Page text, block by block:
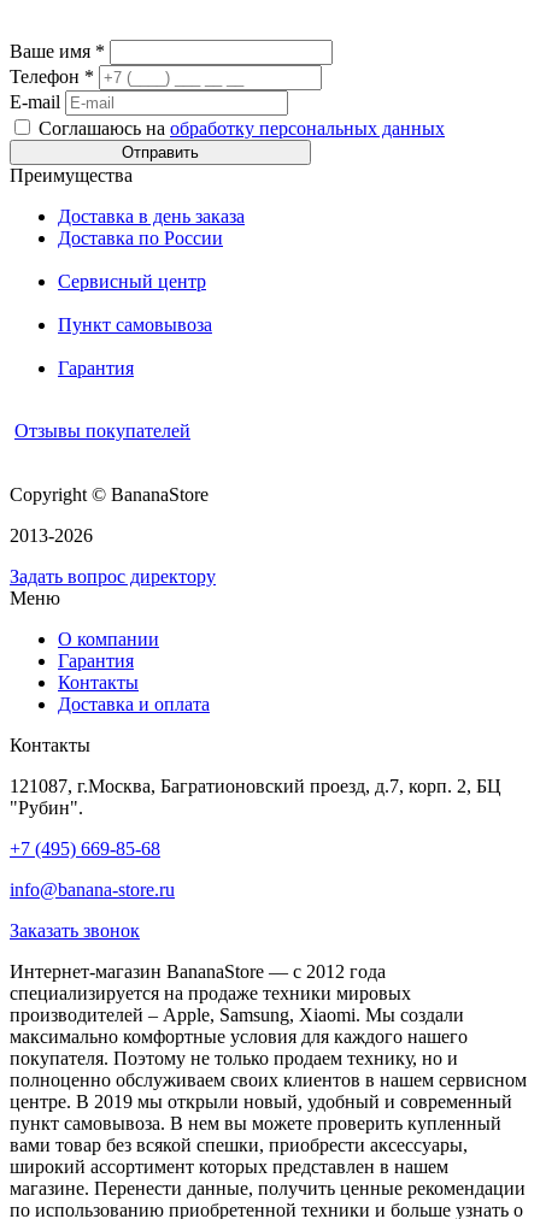
Ваше имя *
Телефон *
E-mail
Соглашаюсь на обработку персональных данных
Преимущества
Доставка в день заказа
Доставка по России
Сервисный центр
Пункт самовывоза
Гарантия
Отзывы покупателей
Copyright © BananaStore
2013-2026
Задать вопрос директору
Меню
О компании
Гарантия
Контакты
Доставка и оплата
Контакты
121087, г.Москва, Багратионовский проезд, д.7, корп. 2, БЦ
"Рубин".
+7 (495) 669-85-68
info@banana-store.ru
Заказать звонок
Интернет-магазин BananaStore — с 2012 года
специализируется на продаже техники мировых
производителей – Apple, Samsung, Xiaomi. Мы создали
максимально комфортные условия для каждого нашего
покупателя. Поэтому не только продаем технику, но и
полноценно обслуживаем своих клиентов в нашем сервисном
центре. В 2019 мы открыли новый, удобный и современный
пункт самовывоза. В нем вы можете проверить купленный
вами товар без всякой спешки, приобрести аксессуары,
широкий ассортимент которых представлен в нашем
магазине. Перенести данные, получить ценные рекомендации
по использованию приобретенной техники и больше узнать о